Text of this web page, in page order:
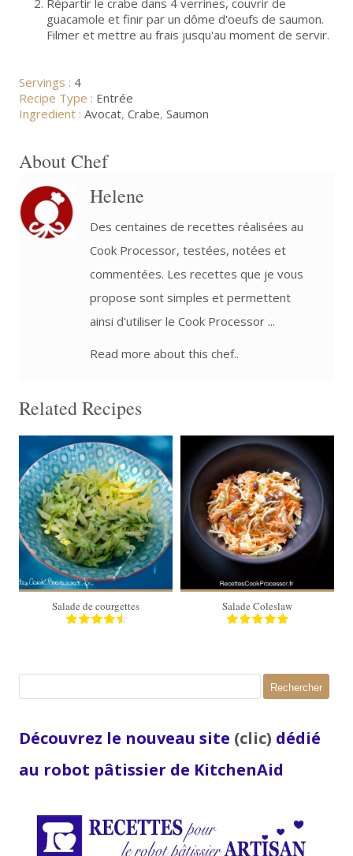
Répartir le crabe dans 4 verrines, couvrir de
guacamole et finir par un dôme d'oeufs de saumon.
Filmer et mettre au frais jusqu'au moment de servir.
Servings : 4
Recipe Type : Entrée
Ingredient :Avocat,Crabe,Saumon
About Chef
Helene
Des centaines de recettes réalisées au
Cook Processor, testées, notées et
commentées. Les recettes que je vous
propose sont simples et permettent
ainsi d'utiliser le Cook Processor ...
Read more about this chef..
Related Recipes
4 personnes
Salade de courgettes
4 personnes
Salade Coleslaw
Découvrez le nouveau site (clic) dédié
au robot pâtissier de KitchenAid